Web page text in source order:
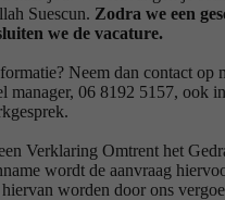
Suescun. Zodra we een
we de vacature.
Neem dan contact op
manager, 06 8192 5157, ook
Verklaring Omtrent het
wordt de aanvraag
worden door ons